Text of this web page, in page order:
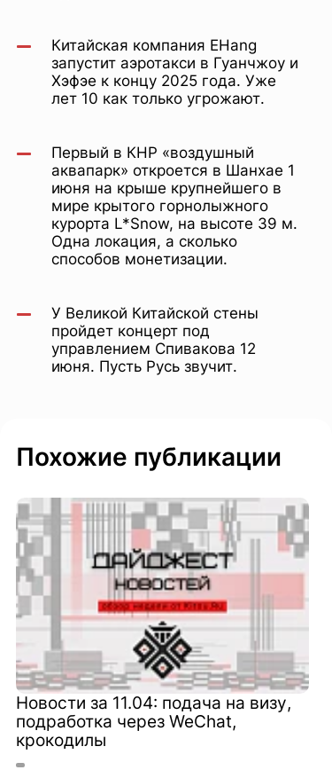
Китайская компания EHang
запустит аэротакси в Гуанчжоу и
Хэфэе к концу 2025 года. Уже
лет 10 как только угрожают.
Первый в КНР «воздушный
аквапарк» откроется в Шанхае 1
июня на крыше крупнейшего в
мире крытого горнолыжного
курорта L*Snow, на высоте 39 м.
Одна локация, а сколько
способов монетизации.
У Великой Китайской стены
пройдет концерт под
управлением Спивакова 12
июня. Пусть Русь звучит.
Похожие публикации
Новости за 11.04: подача на визу,
подработка через WeChat,
крокодилы